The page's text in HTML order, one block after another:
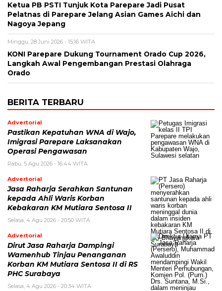
Ketua PB PSTI Tunjuk Kota Parepare Jadi Pusat
Pelatnas di Parepare Jelang Asian Games Aichi dan
Nagoya Jepang
Minggu, 28 Juni 2026 - 15:16 WITA
KONI Parepare Dukung Tournament Orado Cup 2026,
Langkah Awal Pengembangan Prestasi Olahraga
Orado
BERITA TERBARU
Advertorial
Pastikan Kepatuhan WNA di Wajo,
Imigrasi Parepare Laksanakan
Operasi Pengawasan
Rabu, 5 Agu 2026 - 16:44 WITA
Advertorial
Jasa Raharja Serahkan Santunan
kepada Ahli Waris Korban
Kebakaran KM Mutiara Sentosa II
Selasa, 4 Agu 2026 - 20:50 WITA
Advertorial
Dirut Jasa Raharja Dampingi
Wamenhub Tinjau Penanganan
Korban KM Mutiara Sentosa II di RS
PHC Surabaya
Selasa, 4 Agu 2026 - 20:34 WITA